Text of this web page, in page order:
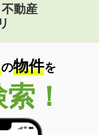
動産
の物件を
！